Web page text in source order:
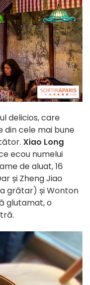
delicios, care
din cele mai bune
Xiao Long
ecou numelui
de aluat, 16
și Zheng Jiao
grătar) și Wonton
glutamat, o